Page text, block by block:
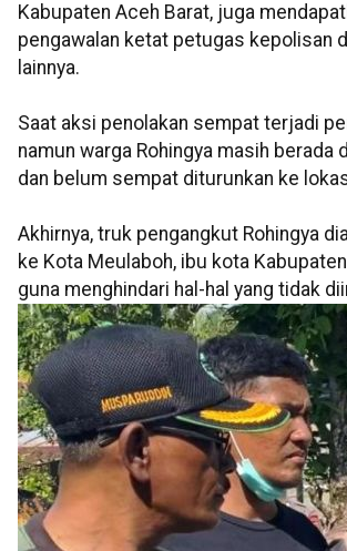
Kabupaten Aceh Barat, juga
pengawalan ketat petugas kepolisan
lainnya.
Saat aksi penolakan sempat terjadi
namun warga Rohingya masih berada
dan belum sempat diturunkan ke
Akhirnya, truk pengangkut Rohingya
ke Kota Meulaboh, ibu kota
guna menghindari hal-hal yang tidak